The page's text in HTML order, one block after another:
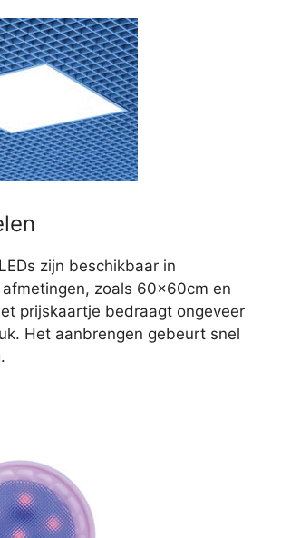
zijn beschikbaar in
zoals 60x60cm en
prijskaartje bedraagt ongeveer
Het aanbrengen gebeurt snel